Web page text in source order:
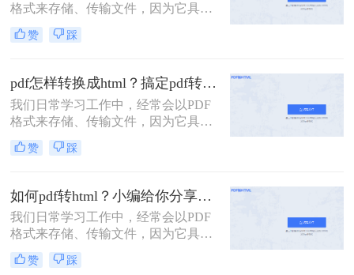
格式来存储、传输文件，因为它具有
良好的稳定性以及兼容性。 在需要编
辑PDF内容的时候，我们往往会将
想要编辑网页模板，就会将PDF转换
成HTML格式。
赞 踩
pdf怎样转换成html？搞定pdf转换，这个在线工具用起来
我们日常学习工作中，经常会以PDF
格式来存储、传输文件，因为它具有
良好的稳定性以及兼容性。在需要编
辑PDF内容的时候，我们往往会将
想要编辑网页模板，就会将PDF转换
成HTML格式。那么pdf怎样转换成
html吗？接下来就为大家分享款不错
的转换器。
赞 踩
如何pdf转html？小编给你分享这个方法！
我们日常学习工作中，经常会以PDF
格式来存储、传输文件，因为它具有
良好的稳定性以及兼容性。在需要编
辑PDF内容的时候，我们往往会将
赞 踩